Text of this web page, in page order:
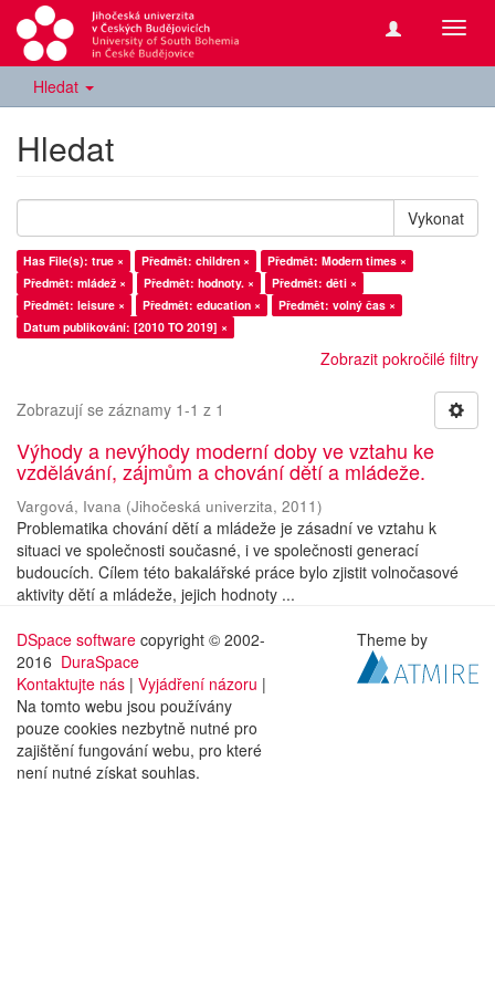
Hledat
Hledat
Vykonat
Has File(s): true × Předmět: children ×
Předmět: Modern times ×
Předmět: mládež ×
Předmět: hodnoty. ×
Předmět: děti ×
Předmět: leisure ×
Předmět: education ×
Předmět: volný čas ×
Datum publikování: [2010 TO 2019] ×
Zobrazit pokročilé filtry
Zobrazují se záznamy 1-1 z 1
Výhody a nevýhody moderní doby ve vztahu ke
vzdělávání, zájmům a chování dětí a mládeže.
Vargová, Ivana (Jihočeská univerzita, 2011)
Problematika chování dětí a mládeže je zásadní ve vztahu k
situaci ve společnosti současné, i ve společnosti generací
budoucích. Cílem této bakalářské práce bylo zjistit volnočasové
aktivity dětí a mládeže, jejich hodnoty ...
DSpace software copyright © 2002-
2016 DuraSpace
Kontaktujte nás | Vyjádření názoru |
Na tomto webu jsou používány
pouze cookies nezbytně nutné pro
zajištění fungování webu, pro které
není nutné získat souhlas.
Theme by